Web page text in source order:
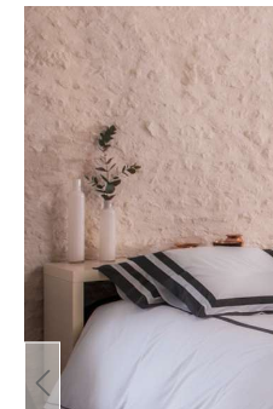
Bildergalerie überspringen